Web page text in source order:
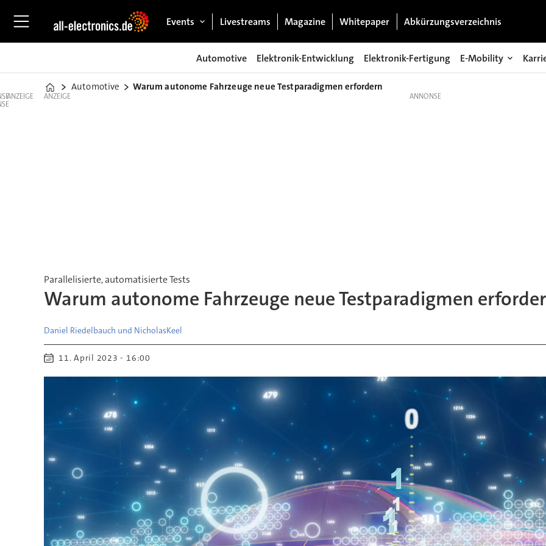
Events Livestreams Magazine Whitepaper Abkürzungsverzeichnis
Automotive Elektronik-Entwicklung Elektronik-Fertigung E-Mobility
Home
Automotive Warum autonome Fahrzeuge neue Testparadigmen erfordern
ANZEIGE ANZEIGE
Parallelisierte, automatisierte Tests
Warum autonome Fahrzeuge neue Testparadigmen
Daniel Riedelbauch und NicholasKeel
11. April 2023 - 16:00